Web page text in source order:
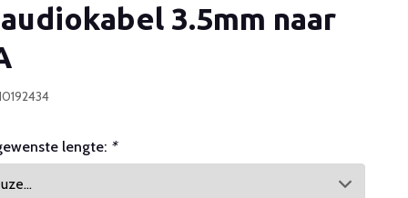
Account aanmaken
3.5mm naar
lengte: *